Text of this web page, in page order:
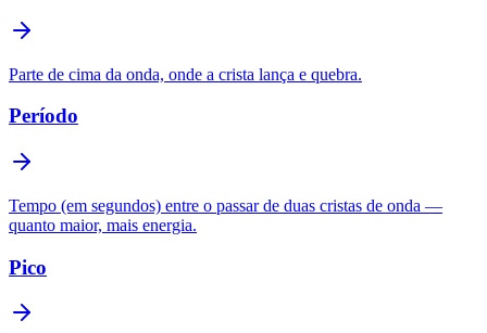
Parte de cima da onda, onde a crista lança e quebra.
Período
Tempo (em segundos) entre o passar de duas cristas de onda —
quanto maior, mais energia.
Pico